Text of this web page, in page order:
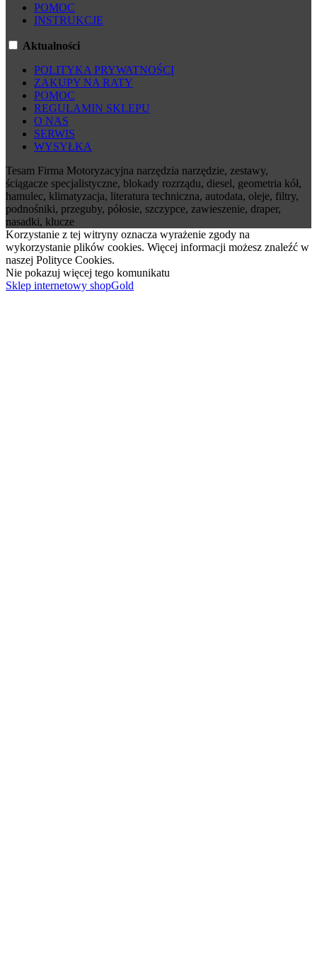
POMOC
INSTRUKCJE
Aktualności
POLITYKA PRYWATNOŚCI
ZAKUPY NA RATY
POMOC
REGULAMIN SKLEPU
O NAS
SERWIS
WYSYŁKA
Tesam Firma Motoryzacyjna narzędzia narzędzie, zestawy,
ściągacze specjalistyczne, blokady rozrządu, diesel, geometria kół,
hamulec, klimatyzacja, literatura techniczna, autodata, oleje, filtry,
podnośniki, przeguby, półosie, szczypce, zawieszenie, draper,
nasadki, klucze
Korzystanie z tej witryny oznacza wyrażenie zgody na
wykorzystanie plików cookies. Więcej informacji możesz znaleźć w
naszej Polityce Cookies.
Nie pokazuj więcej tego komunikatu
Sklep internetowy shopGold